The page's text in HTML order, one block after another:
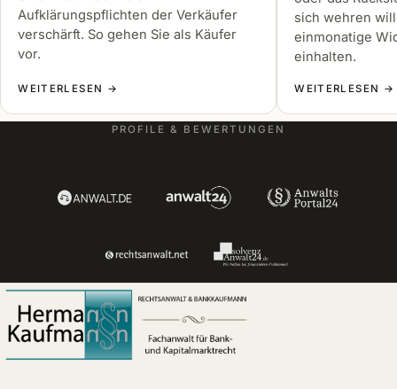
Aufklärungspflichten der Verkäufer
verschärft. So gehen Sie als Käufer
vor.
WEITERLESEN →
sich wehren
einmonatige
einhalten.
WEITERLESEN →
PROFILE & BEWERTUNGEN